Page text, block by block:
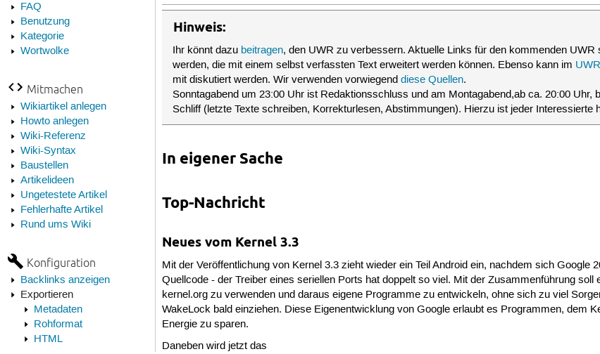
FAQ
Benutzung
Kategorie
Wortwolke
Mitmachen
Wikiartikel anlegen
Howto anlegen
Wiki-Referenz
Wiki-Syntax
Baustellen
Artikelideen
Ungetestete Artikel
Fehlerhafte Artikel
Rund ums Wiki
Konfiguration
Backlinks anzeigen
Exportieren
Metadaten
Rohformat
HTML
Hinweis:
Ihr könnt dazu beitragen, den UWR zu verbessern. Aktuelle Links für den kommenden UWR
werden, die mit einem selbst verfassten Text erweitert werden können. Ebenso kann im
mit diskutiert werden. Wir verwenden vorwiegenddiese Quellen.
Sonntagabend um 23:00 Uhr ist Redaktionsschluss und am Montagabend,ab ca. 20:00 Uhr,
Schliff (letzte Texte schreiben, Korrekturlesen, Abstimmungen). Hierzu ist jeder Interessierte
In eigener Sache
Top-Nachricht
Neues vom Kernel 3.3
Mit der Veröffentlichung von Kernel 3.3 zieht wieder ein Teil Android ein, nachdem sich
Quellcode - der Treiber eines seriellen Ports hat doppelt so viel. Mit der Zusammenführung
kernel.org zu verwenden und daraus eigene Programme zu entwickeln, ohne sich zu viel
WakeLock bald einziehen. Diese Eigenentwicklung von Google erlaubt es Programmen, dem
Energie zu sparen.
Daneben wird jetzt das